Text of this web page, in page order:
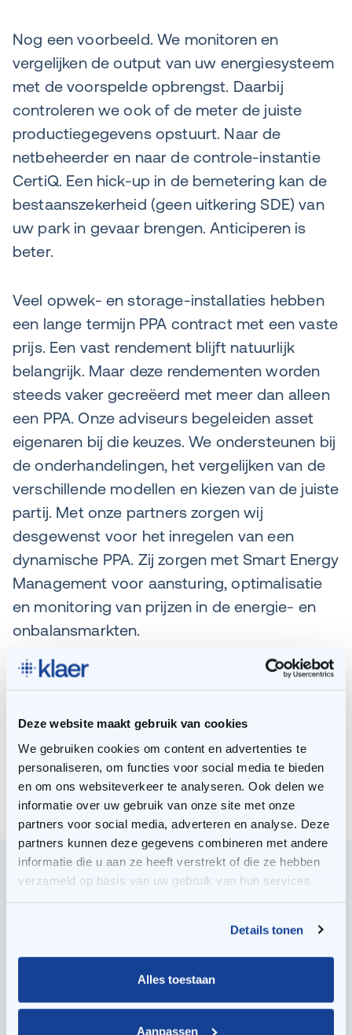
Deze website maakt gebruik van cookies
We gebruiken cookies om content en advertenties te
personaliseren, om functies voor social media te bieden
en om ons websiteverkeer te analyseren. Ook delen we
informatie over uw gebruik van onze site met onze
partners voor social media, adverteren en analyse. Deze
partners kunnen deze gegevens combineren met andere
informatie die u aan ze heeft verstrekt of die ze hebben
verzameld op basis van uw gebruik van hun services.
Details tonen
Alles toestaan
Aanpassen
Nog een voorbeeld. We monitoren en
vergelijken de output van uw energiesysteem
met de voorspelde opbrengst. Daarbij
controleren we ook of de meter de juiste
productiegegevens opstuurt. Naar de
netbeheerder en naar de controle-instantie
CertiQ. Een hick-up in de bemetering kan de
bestaanszekerheid (geen uitkering SDE) van
uw park in gevaar brengen. Anticiperen is
beter.
Veel opwek- en storage-installaties hebben
een lange termijn PPA contract met een vaste
prijs. Een vast rendement blijft natuurlijk
belangrijk. Maar deze rendementen worden
steeds vaker gecreëerd met meer dan alleen
een PPA. Onze adviseurs begeleiden asset
eigenaren bij die keuzes. We ondersteunen bij
de onderhandelingen, het vergelijken van de
verschillende modellen en kiezen van de juiste
partij. Met onze partners zorgen wij
desgewenst voor het inregelen van een
dynamische PPA. Zij zorgen met Smart Energy
Management voor aansturing, optimalisatie
en monitoring van prijzen in de energie- en
onbalansmarkten.
Optimaliseren in een
dynamische
energiemarkt